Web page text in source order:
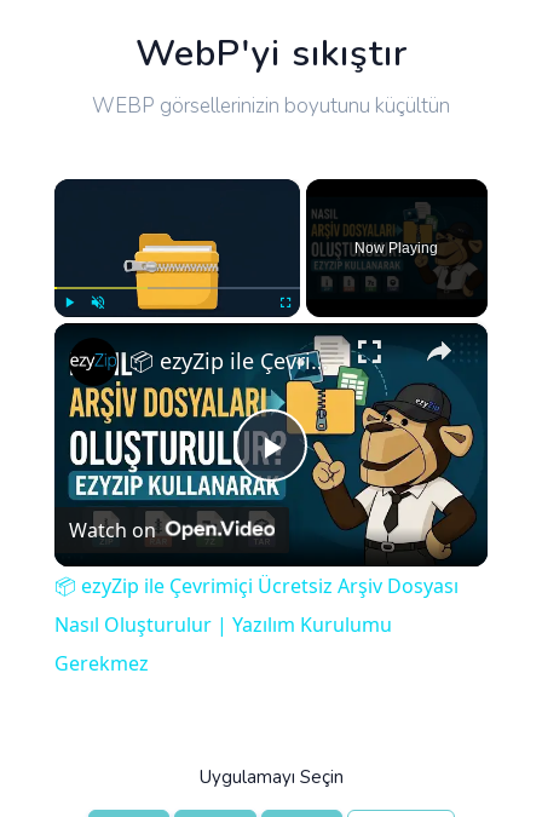
WebP'yi sıkıştır
WEBP görsellerinizin boyutunu küçültün
×
Now Playing
×
Play
Video
📦 ezyZip ile Çevrimiçi Ücretsiz Arşiv Dosyası Nasıl Oluşturulur | Yazılım Kurulumu Gerekmez
Watch on
📦 ezyZip ile Çevrimiçi Ücretsiz Arşiv Dosyası
Nasıl Oluşturulur | Yazılım Kurulumu
Gerekmez
Uygulamayı Seçin